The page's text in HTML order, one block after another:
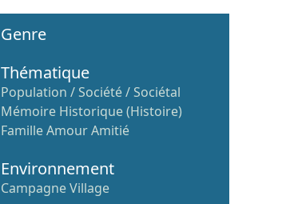
Genre
Thématique
Population / Société / Sociétal
Mémoire Historique (Histoire)
Famille Amour Amitié
Environnement
Campagne Village